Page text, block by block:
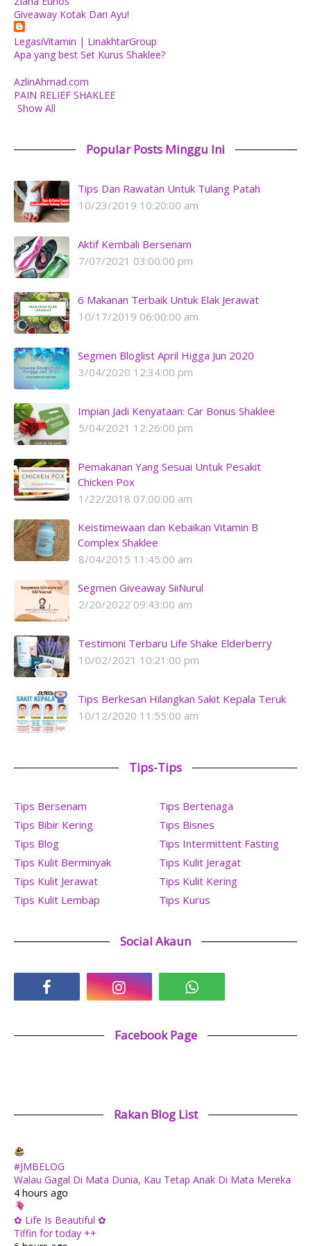
Giveaway Kotak Dari Ayu!
LegasiVitamin | LinakhtarGroup
Apa yang best Set Kurus Shaklee?
AzlinAhmad.com
PAIN RELIEF SHAKLEE
Show All
Popular Posts Minggu Ini
Tips Dan Rawatan Untuk Tulang Patah
10/23/2019 10:20:00 am
Aktif Kembali Bersenam
7/07/2021 03:00:00 pm
6 Makanan Terbaik Untuk Elak Jerawat
10/17/2019 06:00:00 am
Segmen Bloglist April Higga Jun 2020
3/04/2020 12:34:00 pm
Impian Jadi Kenyataan: Car Bonus Shaklee
5/04/2021 12:26:00 pm
Pemakanan Yang Sesuai Untuk Pesakit
Chicken Pox
1/22/2018 07:00:00 am
Keistimewaan dan Kebaikan Vitamin B
Complex Shaklee
8/04/2015 11:45:00 am
Segmen Giveaway SiiNurul
2/20/2022 09:43:00 am
Testimoni Terbaru Life Shake Elderberry
10/02/2021 10:21:00 pm
Tips Berkesan Hilangkan Sakit Kepala Teruk
10/12/2020 11:55:00 am
Tips-Tips
Tips Bersenam
Tips Bertenaga
Tips Bibir Kering
Tips Bisnes
Tips Blog
Tips Intermittent Fasting
Tips Kulit Berminyak
Tips Kulit Jeragat
Tips Kulit Jerawat
Tips Kulit Kering
Tips Kulit Lembap
Tips Kurus
Social Akaun
Facebook Page
Rakan Blog List
#JMBELOG
Walau Gagal Di Mata Dunia, Kau Tetap Anak Di Mata Mereka
4 hours ago
✿ Life Is Beautiful ✿
Tiffin for today ++